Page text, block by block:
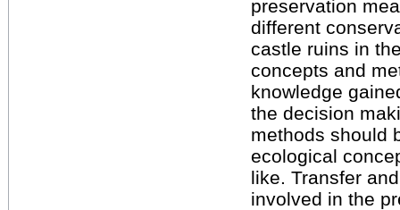
preservation
different
castle ruins in
concepts and
knowledge
the decision
methods should
ecological
like. Transfer
involved in the